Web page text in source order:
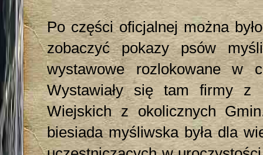
Po części oficjalnej można
zobaczyć pokazy psów
wystawowe rozlokowane w
Wystawiały się tam firmy z
Wiejskich z okolicznych
biesiada myśliwska była dla